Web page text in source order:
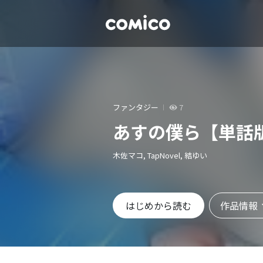
ファンタジー 7
あすの僕ら【単話
木佐マコ, TapNovel, 結ゆい
はじめから読む 作品情報